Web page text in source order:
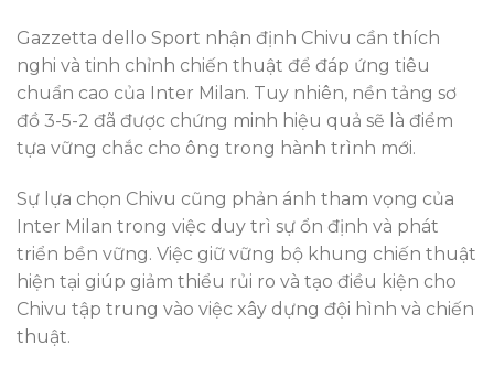
Gazzetta dello Sport nhận định Chivu cần thích
nghi và tinh chỉnh chiến thuật để đáp ứng tiêu
chuẩn cao của Inter Milan. Tuy nhiên, nền tảng sơ
đồ 3-5-2 đã được chứng minh hiệu quả sẽ là điểm
tựa vững chắc cho ông trong hành trình mới.
Sự lựa chọn Chivu cũng phản ánh tham vọng của
Inter Milan trong việc duy trì sự ổn định và phát
triển bền vững. Việc giữ vững bộ khung chiến thuật
hiện tại giúp giảm thiểu rủi ro và tạo điều kiện cho
Chivu tập trung vào việc xây dựng đội hình và chiến
thuật.